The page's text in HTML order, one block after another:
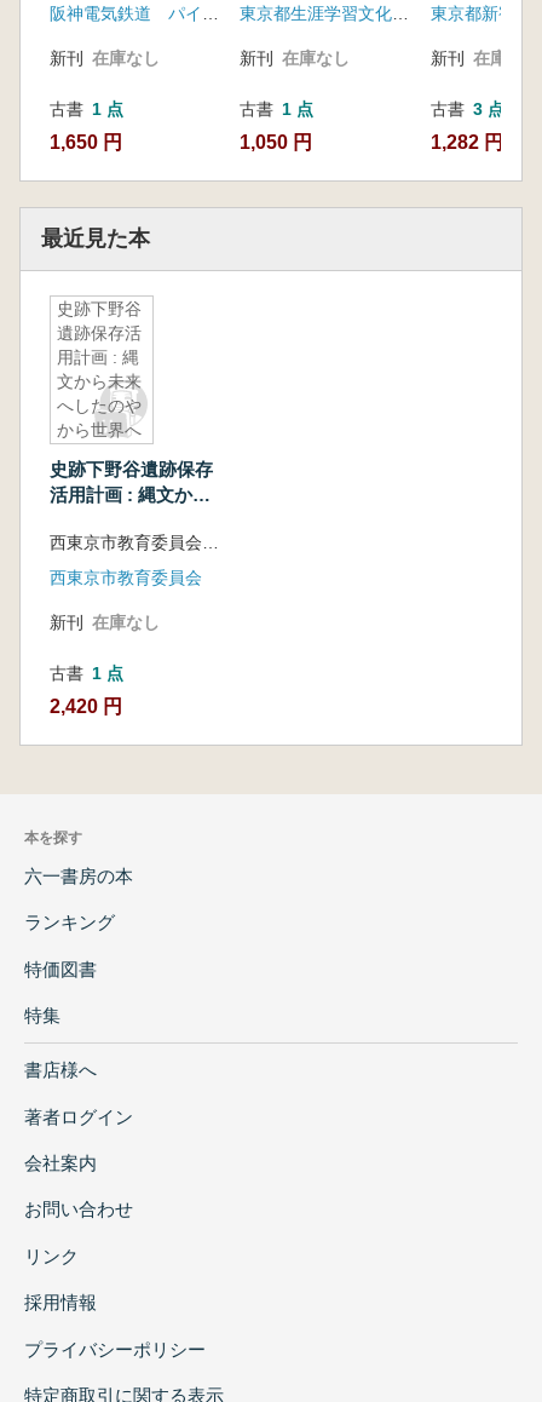
新刊 在庫なし
古書 1 点
1,650 円
新刊 在庫なし
古書 1 点
1,050 円
新刊 在庫なし
古書 3 点
1,282 円~
最近見た本
史跡下野谷
遺跡保存活
用計画 : 縄
文から未来
へしたのや
から世界へ
史跡下野谷遺跡保存
活用計画 : 縄文から
世界へ
西東京市教育委員会教育部社会教育課 編
西東京市教育委員会
新刊 在庫なし
古書 1 点
2,420 円
本を探す
六一書房の本
ランキング
特価図書
特集
書店様へ
著者ログイン
会社案内
お問い合わせ
リンク
採用情報
プライバシーポリシー
特定商取引に関する表示